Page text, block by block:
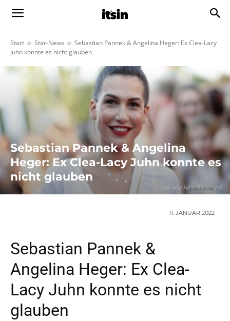
Start Star-News
Sebastian Pannek & Angelina Heger: Ex Clea-Lacy
Juhn konnte es nicht glauben
clea lacy juhn 9275 lg 0
Sebastian Pannek & Angelina
Heger: Ex Clea-Lacy Juhn konnte es
nicht glauben
11. JANUAR 2022
Sebastian Pannek &
Angelina Heger: Ex Clea-
Lacy Juhn konnte es nicht
glauben